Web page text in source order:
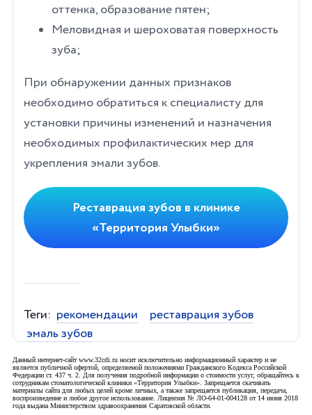
оттенка, образование пятен;
Меловидная и шероховатая поверхность
зуба;
При обнаружении данных признаков
необходимо обратиться к специалисту для
установки причины изменений и назначения
необходимых профилактических мер для
укрепления эмали зубов.
Реставрация зубов в клинике
«Территория Улыбки»
Теги: рекомендации
реставрация зубов
эмаль зубов
Данный интернет-сайт www.32cdi.ru носит исключительно информационный характер и не
является публичной офертой, определяемой положениями Гражданского Кодекса Российской
Федерации ст. 437 ч. 2. Для получения подробной информации о стоимости услуг, обращайтесь к
сотрудникам стоматологической клиники «Территория Улыбки». Запрещается скачивать
материалы сайта для любых целей кроме личных, а также запрещается публикация, передача,
воспроизведение и любое другое использование. Лицензия № ЛО-64-01-004128 от 14 июня 2018
года выдана Министерством здравоохранения Саратовской области.